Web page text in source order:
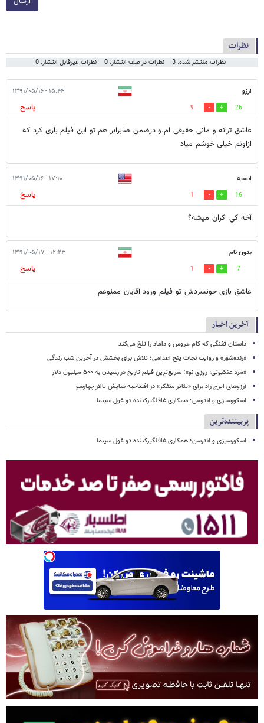
نظرات
نظرات منتشر شده: 3 نظرات در صف انتشار: 0 نظرات غیرقابل انتشار: 0
ارزو ۱۵:۴۴ - ۱۳۹۱/۰۵/۱۶
26
9
پاسخ
عاشق ترانه و مانی حقیقی ام.و درضمن صابرابر هم تو این فیلم بازی کرد که
ازاونم خیلی خوشم میاد
انسيه ۱۷:۱۰ - ۱۳۹۱/۰۵/۱۶
16
1
پاسخ
آخه كي اكران ميشه؟
بدون نام ۱۲:۲۳ - ۱۳۹۱/۰۵/۱۷
7
1
پاسخ
عاشق بازی خونسردش تو فیلم ورود آقایان ممنوعم
آخرین اخبار
داستان تفنگی که کام عروس و داماد را تلخ می‌کند
«زنده‌شور» و روایت نجات پنج اعدامی؛ تلاش برای بخشش در آخرین شب زندگی
«مرد عنکبوتی: روزی نو»؛ سریع‌ترین فیلم تاریخ در رسیدن به ۵۰۰ میلیون دلار
آرزوهای ایرج راد برای «تئاتر متفکر» در افتتاحیه نمایش تالار چهارسو
اسکورسیزی و اندرسن؛ همکاری غافلگیرکننده دو غول سینما
پربیننده‌ترین
اسکورسیزی و اندرسن؛ همکاری غافلگیرکننده دو غول سینما